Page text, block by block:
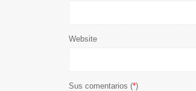
Website
Sus comentarios (*)